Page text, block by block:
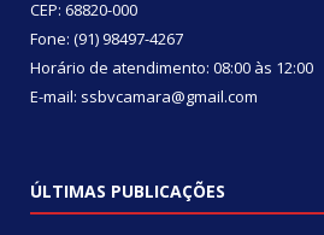
CEP: 68820-000
Fone: (91) 98497-4267
Horário de atendimento: 08:00 às 12:00
E-mail: ssbvcamara@gmail.com
ÚLTIMAS PUBLICAÇÕES